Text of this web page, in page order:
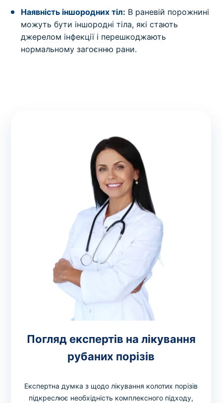
Наявність іншородних тіл: В раневій порожнині
можуть бути іншородні тіла, які стають
джерелом інфекції і перешкоджають
нормальному загоєнню рани.
Погляд експертів на лікування
рубаних порізів
Експертна думка з щодо лікування колотих порізів
підкреслює необхідність комплексного підходу,